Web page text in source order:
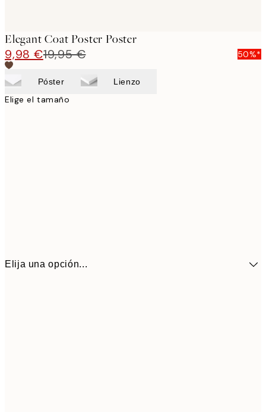
Elegant Coat Poster Poster
9,98 €19,95 € 50%*
Póster Lienzo
Elige el tamaño
Elija una opción...